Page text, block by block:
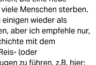
Menschen sterben.
wieder als
aber ich empfehle nur,
mit dem
(oder
zu führen, z.B. hier: